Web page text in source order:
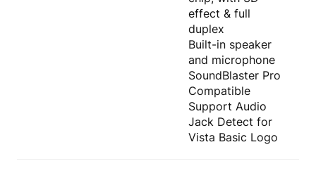
effect & full
duplex
Built-in speaker
and microphone
SoundBlaster Pro
Compatible
Support Audio
Jack Detect for
Vista Basic Logo